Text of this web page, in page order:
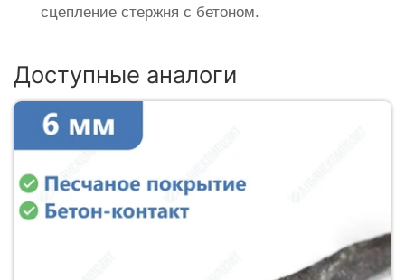
сцепление стержня с бетоном.
Доступные аналоги